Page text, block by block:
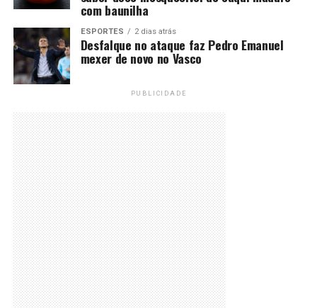
com baunilha
ESPORTES 2 dias atrás
Desfalque no ataque faz Pedro Emanuel
mexer de novo no Vasco
PUBLICIDADE